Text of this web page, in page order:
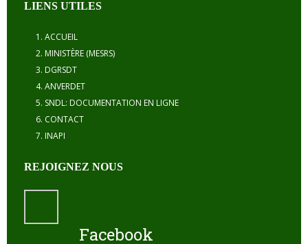
LIENS UTILES
ACCUEIL
MINISTÈRE (MESRS)
DGRSDT
ANVERDET
SNDL: DOCUMENTATION EN LIGNE
CONTACT
INAPI
REJOIGNEZ NOUS
Facebook